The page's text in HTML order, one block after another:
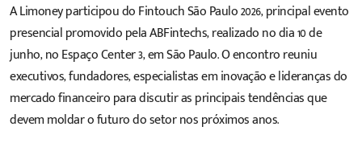
A Limoney participou doFintouch São Paulo 2026, principal evento
presencial promovido pela ABFintechs, realizado no dia 10 de
junho, no Espaço Center 3, em São Paulo. O encontro reuniu
executivos, fundadores, especialistas em inovação e lideranças do
mercado financeiro para discutir as principais tendências que
devem moldar o futuro do setor nos próximos anos.